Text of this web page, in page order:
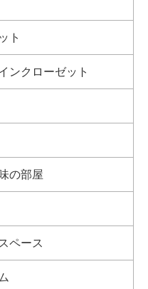
ト
ンクローゼット
の部屋
ペース